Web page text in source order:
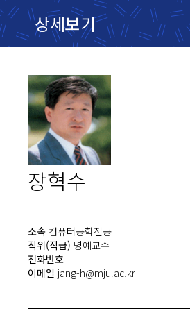
상세보기
장혁수
소속 컴퓨터공학전공
직위(직급) 명예교수
전화번호
이메일 jang-h@mju.ac.kr